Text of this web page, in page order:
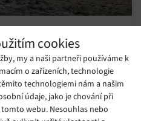
cookies
my a naši partneři používáme k
o zařízeních, technologie
technologiemi nám a našim
údaje, jako je chování při
webu. Nesouhlas nebo
maso je dnes všude. V
zabývající se pěstováním
ve výši 1,38 miliardy dolarů a